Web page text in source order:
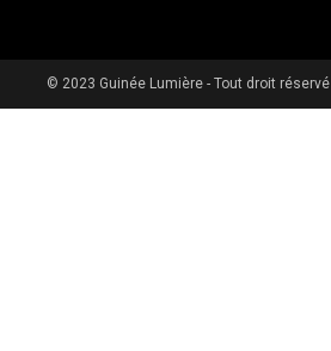
© 2023 Guinée Lumière - Tout droit réservé